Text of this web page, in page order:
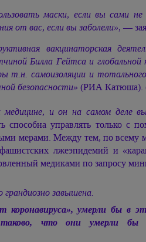
маски, если вы сами
от вас, если вы заболели», —
вакцинаторская
Билла Гейтса и
т.н. самоизоляции и
безопасности» (РИА Катюша).
и он на самом деле
способна управлять только с
мерами. Между тем, по
лжеэпидемий и
медиками по запросу
завышена.
коронавируса», умерли бы в
таково, что они умерли